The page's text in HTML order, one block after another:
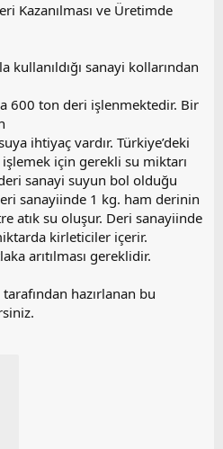
Kazanılması ve Üretimde
kullanıldığı sanayi kollarından
600 ton deri işlenmektedir. Bir
ihtiyaç vardır. Türkiye’deki
için gerekli su miktarı
sanayi suyun bol olduğu
sanayiinde 1 kg. ham derinin
atık su oluşur. Deri sanayiinde
kirleticiler içerir.
arıtılması gereklidir.
hazırlanan bu